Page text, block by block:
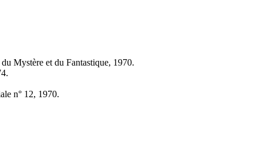
Mystère et du Fantastique, 1970.
n° 12, 1970.